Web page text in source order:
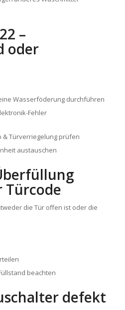
–
oder
Wasserföderung durchführen
Fehler
& Türverriegelung prüfen
austauschen
Türcode
die Tür offen ist oder die
beachten
defekt